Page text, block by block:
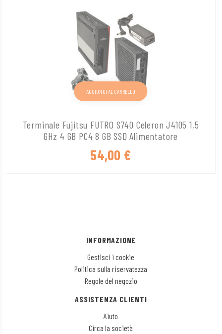
Terminale Fujitsu FUTRO S740 Celeron J4105 1,5
GHz 4 GB PC4 8 GB SSD Alimentatore
54,00 €
AGGIUNGI AL CARRELLO
INFORMAZIONE
Gestisci i cookie
Politica sulla riservatezza
Regole del negozio
ASSISTENZA CLIENTI
Aiuto
Circa la società